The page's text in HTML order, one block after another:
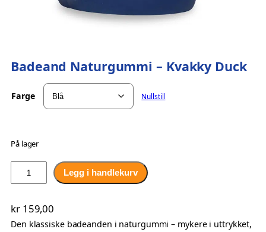
Badeand Naturgummi – Kvakky Duck
Farge Nullstill
På lager
a
e
a
Legg i handlekurv
kr159,00
Den klassiske badeanden i naturgummi – mykere i uttrykket,